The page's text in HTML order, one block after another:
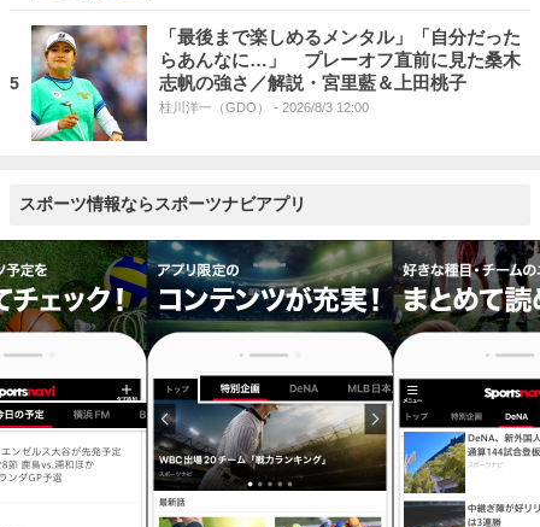
5
「最後まで楽しめるメンタル」「自分だった
らあんなに…」 プレーオフ直前に見た桑木
志帆の強さ／解説・宮里藍＆上田桃子
桂川洋一（GDO） - 2026/8/3 12:00
スポーツ情報ならスポーツナビアプリ